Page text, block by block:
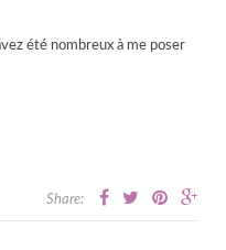
été nombreux à me poser
Share: